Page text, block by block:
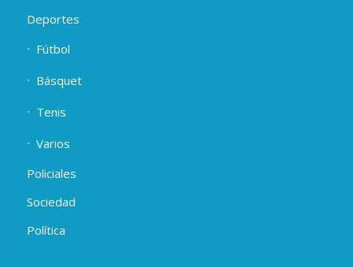
Deportes
Fútbol
Básquet
Tenis
Varios
Policiales
Sociedad
Política